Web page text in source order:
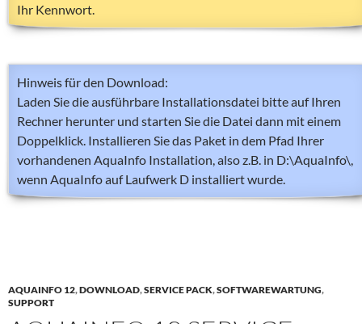
Ihr Kennwort.
Hinweis für den Download:
Laden Sie die ausführbare Installationsdatei bitte auf Ihren
Rechner herunter und starten Sie die Datei dann mit einem
Doppelklick. Installieren Sie das Paket in dem Pfad Ihrer
vorhandenen AquaInfo Installation, also z.B. in D:\AquaInfo\,
wenn AquaInfo auf Laufwerk D installiert wurde.
AQUAINFO 12,DOWNLOAD,SERVICE PACK,SOFTWAREWARTUNG,
SUPPORT